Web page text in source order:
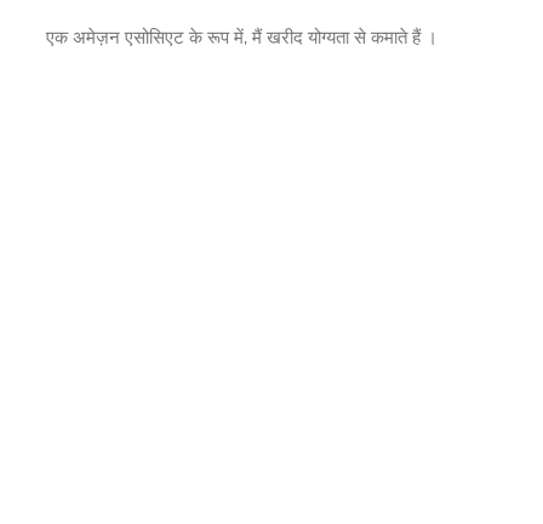
एक अमेज़न एसोसिएट के रूप में, मैं खरीद योग्यता से कमाते हैं ।